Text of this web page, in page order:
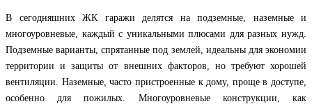
В сегодняшних ЖК гаражи делятся на подземные, наземные и
многоуровневые, каждый с уникальными плюсами для разных нужд.
Подземные варианты, спрятанные под землей, идеальны для экономии
территории и защиты от внешних факторов, но требуют хорошей
вентиляции. Наземные, часто пристроенные к дому, проще в доступе,
особенно для пожилых. Многоуровневые конструкции, как